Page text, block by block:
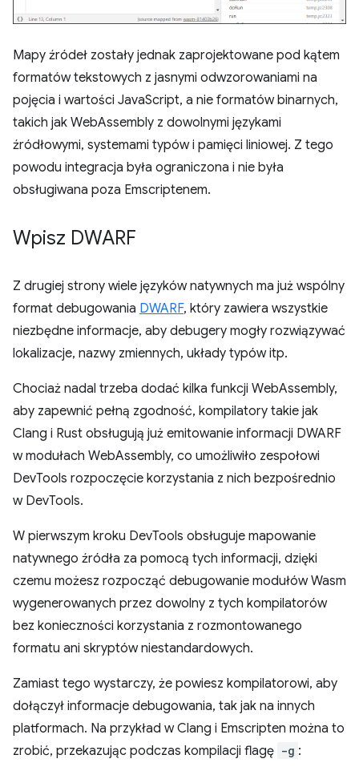
Mapy źródeł zostały jednak zaprojektowane pod kątem
formatów tekstowych z jasnymi odwzorowaniami na
pojęcia i wartości JavaScript, a nie formatów binarnych,
takich jak WebAssembly z dowolnymi językami
źródłowymi, systemami typów i pamięci liniowej. Z tego
powodu integracja była ograniczona i nie była
obsługiwana poza Emscriptenem.
Wpisz DWARF
Z drugiej strony wiele języków natywnych ma już wspólny
format debugowania DWARF, który zawiera wszystkie
niezbędne informacje, aby debugery mogły rozwiązywać
lokalizacje, nazwy zmiennych, układy typów itp.
Chociaż nadal trzeba dodać kilka funkcji WebAssembly,
aby zapewnić pełną zgodność, kompilatory takie jak
Clang i Rust obsługują już emitowanie informacji DWARF
w modułach WebAssembly, co umożliwiło zespołowi
DevTools rozpoczęcie korzystania z nich bezpośrednio
w DevTools.
W pierwszym kroku DevTools obsługuje mapowanie
natywnego źródła za pomocą tych informacji, dzięki
czemu możesz rozpocząć debugowanie modułów Wasm
wygenerowanych przez dowolny z tych kompilatorów
bez konieczności korzystania z rozmontowanego
formatu ani skryptów niestandardowych.
Zamiast tego wystarczy, że powiesz kompilatorowi, aby
dołączył informacje debugowania, tak jak na innych
platformach. Na przykład w Clang i Emscripten można to
zrobić, przekazując podczas kompilacji flagę -g :